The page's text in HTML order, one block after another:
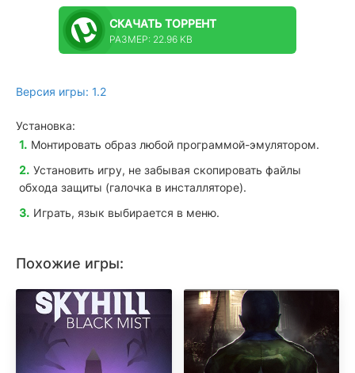
СКАЧАТЬ ТОРРЕНТ
РАЗМЕР: 22.96 KB
Версия игры: 1.2
Установка:
Монтировать образ любой программой-эмулятором.
Установить игру, не забывая скопировать файлы
обхода защиты (галочка в инсталляторе).
Играть, язык выбирается в меню.
Похожие игры: